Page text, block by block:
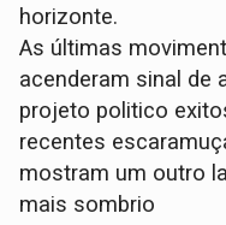
horizonte.
As últimas
acenderam sinal de
projeto politico
recentes
mostram um outro
mais sombrio